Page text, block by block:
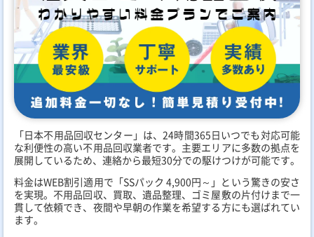
「日本不用品回収センター」は、24時間365日いつでも対応可能
な利便性の高い不用品回収業者です。主要エリアに多数の拠点を
展開しているため、連絡から最短30分での駆けつけが可能です。
料金はWEB割引適用で「SSパック 4,900円～」という驚きの安さ
を実現。不用品回収、買取、遺品整理、ゴミ屋敷の片付けまで一
貫して依頼でき、夜間や早朝の作業を希望する方にも選ばれてい
ます。